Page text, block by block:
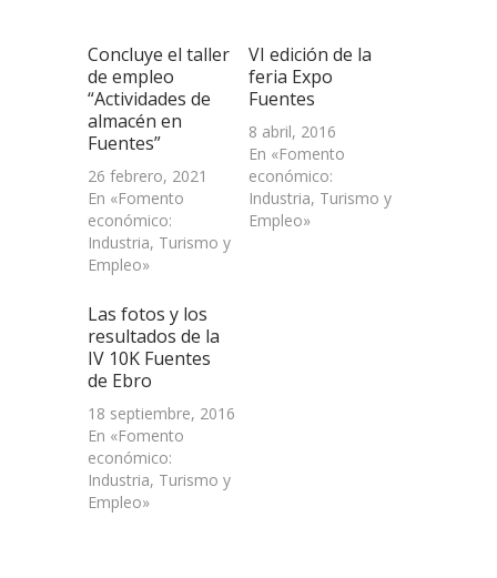
en
una
ventana
nueva)
Concluye el taller
de empleo
“Actividades de
almacén en
Fuentes”
26 febrero, 2021
En «Fomento
económico:
Industria, Turismo y
Empleo»
VI edición de la
feria Expo
Fuentes
8 abril, 2016
En «Fomento
económico:
Industria, Turismo y
Empleo»
Las fotos y los
resultados de la
IV 10K Fuentes
de Ebro
18 septiembre, 2016
En «Fomento
económico:
Industria, Turismo y
Empleo»